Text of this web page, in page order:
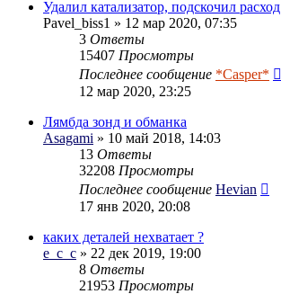
Удалил катaлизатор, подскочил расход
Pavel_biss1 » 12 мар 2020, 07:35
3 Ответы
15407 Просмотры
Последнее сообщение *Casper*
12 мар 2020, 23:25
Лямбда зонд и обманка
Asagami » 10 май 2018, 14:03
13 Ответы
32208 Просмотры
Последнее сообщение Hevian
17 янв 2020, 20:08
каких деталей нехватает ?
e_c_c » 22 дек 2019, 19:00
8 Ответы
21953 Просмотры